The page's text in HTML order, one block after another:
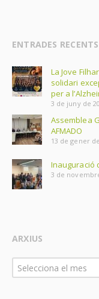
ENTRADES RECENTS
La Jove
solidari
per a
3 de juny de
Assemblea
AFMADO
13 de gener
Inauguració
3 de
ARXIUS
Arxius
Selecciona el mes